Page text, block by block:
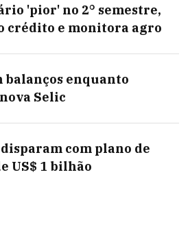
'pior' no 2° semestre,
crédito e monitora agro
balanços enquanto
Selic
com plano de
US$ 1 bilhão